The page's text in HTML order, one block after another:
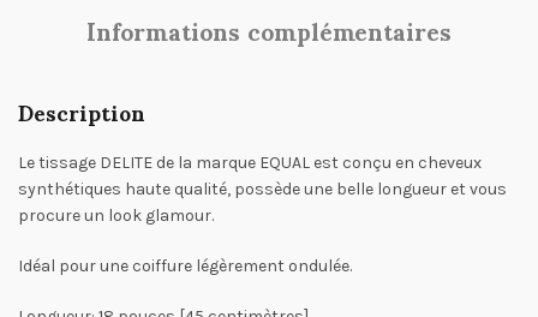
Informations complémentaires
Description
Le tissage DELITE de la marque EQUAL est conçu en cheveux
synthétiques haute qualité, possède une belle longueur et vous
procure un look glamour.
Idéal pour une coiffure légèrement ondulée.